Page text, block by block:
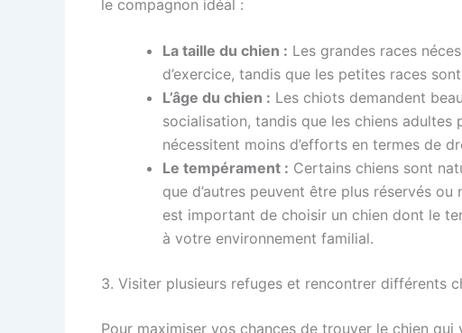
le compagnon idéal :
La taille du chien : Les grandes races
d’exercice, tandis que les petites races
L’âge du chien : Les chiots demandent
socialisation, tandis que les chiens
nécessitent moins d’efforts en termes de
Le tempérament : Certains chiens sont
que d’autres peuvent être plus réservés
est important de choisir un chien dont le
à votre environnement familial.
3. Visiter plusieurs refuges et rencontrer différents
Pour maximiser vos chances de trouver le chien